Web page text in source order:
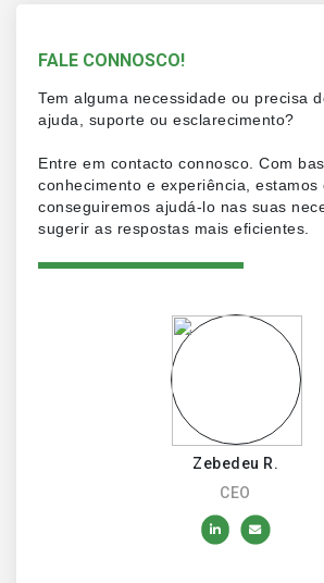
FALE CONNOSCO!
Tem alguma necessidade ou precisa
ajuda, suporte ou esclarecimento?
Entre em contacto connosco. Com
conhecimento e experiência, estamos
conseguiremos ajudá-lo nas suas
sugerir as respostas mais eficientes.
Zebedeu R.
CEO